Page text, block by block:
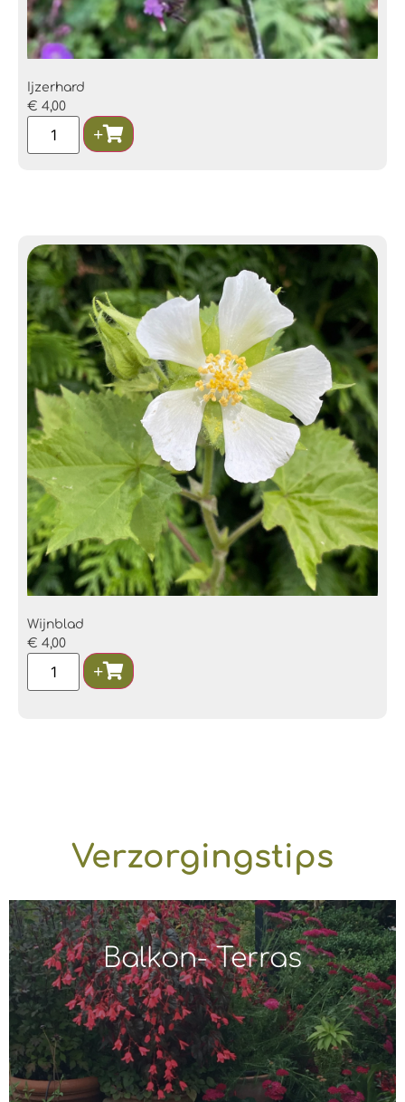
Ijzerhard
€ 4,00
Wijnblad
€ 4,00
Verzorgingstips
Balkon- Terras